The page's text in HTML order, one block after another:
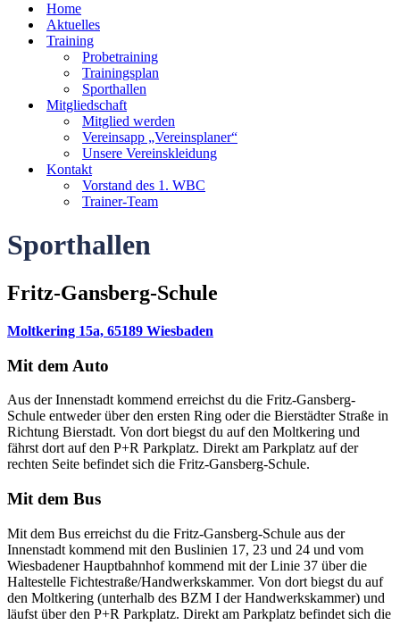
Home
Aktuelles
Training
Probetraining
Trainingsplan
Sporthallen
Mitgliedschaft
Mitglied werden
Vereinsapp „Vereinsplaner“
Unsere Vereinskleidung
Kontakt
Vorstand des 1. WBC
Trainer-Team
Sporthallen
Fritz-Gansberg-Schule
Moltkering 15a, 65189 Wiesbaden
Mit dem Auto
Aus der Innenstadt kommend erreichst du die Fritz-Gansberg-
Schule entweder über den ersten Ring oder die Bierstädter Straße in
Richtung Bierstadt. Von dort biegst du auf den Moltkering und
fährst dort auf den P+R Parkplatz. Direkt am Parkplatz auf der
rechten Seite befindet sich die Fritz-Gansberg-Schule.
Mit dem Bus
Mit dem Bus erreichst du die Fritz-Gansberg-Schule aus der
Innenstadt kommend mit den Buslinien 17, 23 und 24 und vom
Wiesbadener Hauptbahnhof kommend mit der Linie 37 über die
Haltestelle Fichtestraße/Handwerkskammer. Von dort biegst du auf
den Moltkering (unterhalb des BZM I der Handwerkskammer) und
läufst über den P+R Parkplatz. Direkt am Parkplatz befindet sich die